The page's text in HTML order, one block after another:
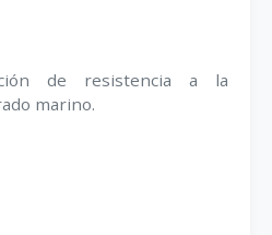
de resistencia a la
marino.